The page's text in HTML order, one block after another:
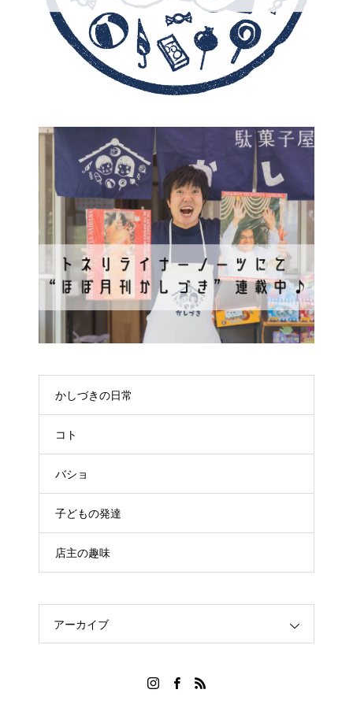
かしづきの日常
コト
バショ
子どもの発達
店主の趣味
アーカイブ